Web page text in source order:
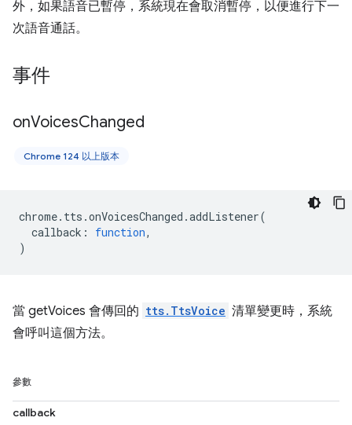
外，如果語音已暫停，系統現在會取消暫停，以便進行下一
次語音通話。
事件
onVoicesChanged
Chrome 124 以上版本
chrome. tts .onVoicesChanged .addListener(
callback : function,
)
當 getVoices 會傳回的 tts.TtsVoice 清單變更時，系統
會呼叫這個方法。
參數
callback